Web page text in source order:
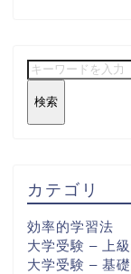
検索
カテゴリ
効率的学習法
大学受験 – 上
大学受験 – 基